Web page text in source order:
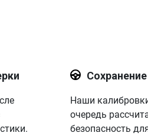
Наши
очередь
безопасность